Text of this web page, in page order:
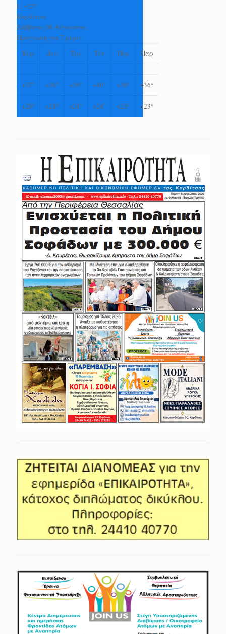
L: +25°
Καρδίτσα
Σάββατο, 08 Αύγουστος
Πρόγνωση για 7 μέρες
Κυρ
Δευ Τρι Τετ Πεμ Παρ
+37° +38° +39° +40° +38° +36°
+28° +24° +24° +24° +23° +23°